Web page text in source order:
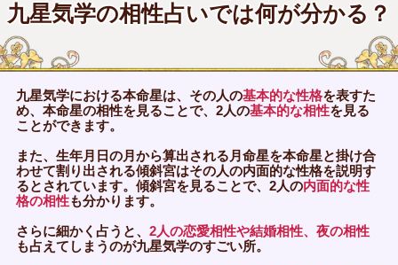
九星気学の相性占いでは何が分かる？
九星気学における本命星は、その人の基本的な性格を表すた
め、本命星の相性を見ることで、2人の基本的な相性を見る
ことができます。
また、生年月日の月から算出される月命星を本命星と掛け合
わせて割り出される傾斜宮はその人の内面的な性格を説明す
るとされています。傾斜宮を見ることで、2人の内面的な性
格の相性も分かります。
さらに細かく占うと、 2人の恋愛相性や結婚相性、夜の相性
も占えてしまうのが九星気学のすごい所。